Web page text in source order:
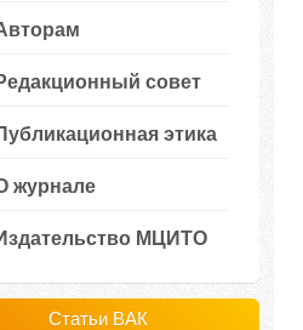
совет
этика
журнале
МЦИТО
Статьи ВАК